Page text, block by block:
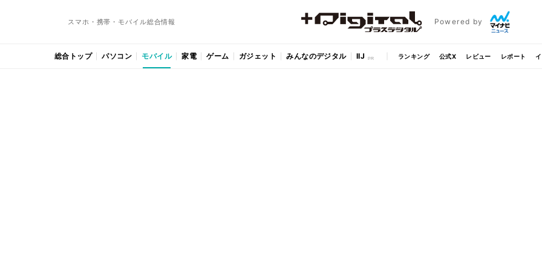
スマホ・携帯・モバイル総合情報 Powered by
総合トップ パソコン モバイル 家電 ゲーム ガジェット みんなのデジタル IIJ ランキング 公式X レビュー レポート